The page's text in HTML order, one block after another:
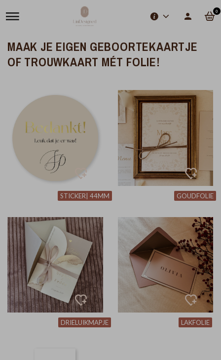
0
MAAK JE EIGEN GEBOORTEKAARTJE
OF TROUWKAART MÉT FOLIE!
STICKER| 44MM GOUDFOLIE
DRIELUIKMAPJE LAKFOLIE